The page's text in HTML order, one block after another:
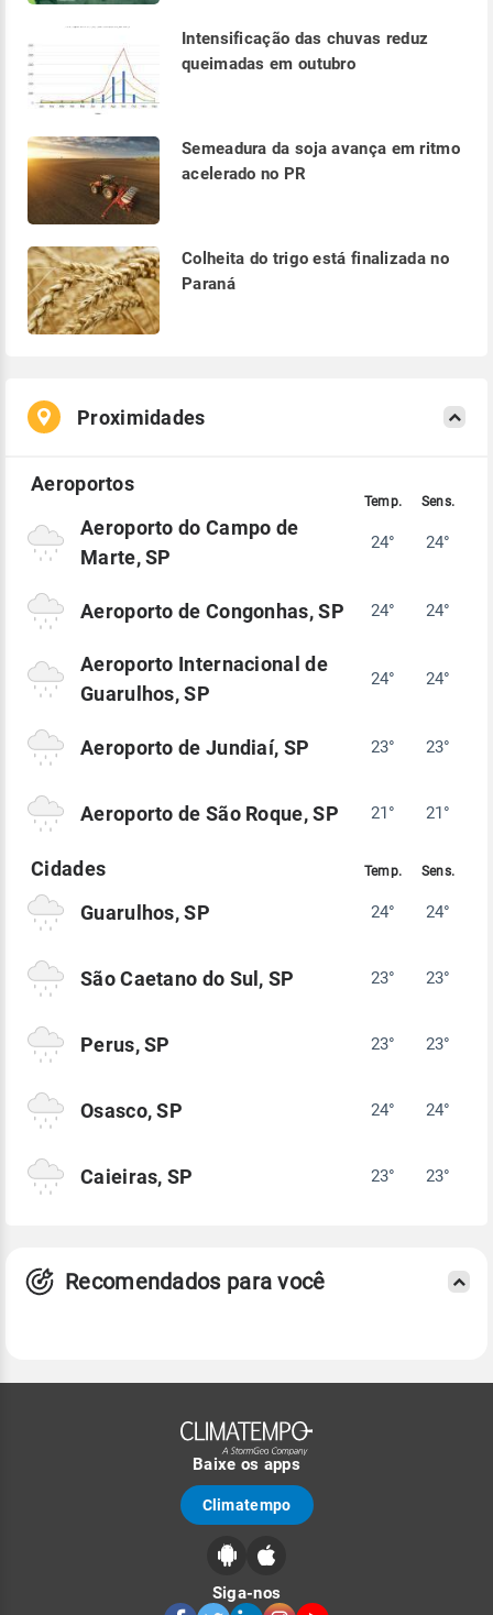
Intensificação das chuvas reduz
queimadas em outubro
Semeadura da soja avança em ritmo
acelerado no PR
Colheita do trigo está finalizada no
Paraná
Proximidades
Aeroporto do Campo de
Marte, SP
24° 24°
Aeroporto de Congonhas, SP 24° 24°
Aeroporto Internacional de
Guarulhos, SP
24° 24°
Aeroporto de Jundiaí, SP 23° 23°
Aeroporto de São Roque, SP 21° 21°
Guarulhos, SP 24° 24°
São Caetano do Sul, SP 23° 23°
Perus, SP 23° 23°
Osasco, SP 24° 24°
Caieiras, SP 23° 23°
Recomendados para você
Baixe os apps
Climatempo
Siga-nos